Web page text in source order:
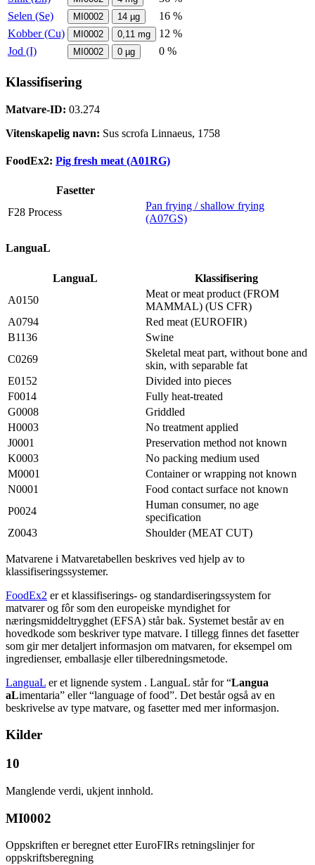
Selen (Se)
MI0002 14 µg
16 %
Kobber (Cu)
MI0002 0,11 mg
12 %
Jod (I)
MI0002 0 µg 0 %
Klassifisering
Matvare-ID: 03.274
Vitenskapelig navn: Sus scrofa Linnaeus, 1758
FoodEx2: Pig fresh meat (A01RG)
Fasetter
F28 Process
Pan frying / shallow frying
(A07GS)
LanguaL
LanguaL
Klassifisering
A0150
Meat or meat product (FROM
MAMMAL) (US CFR)
A0794
Red meat (EUROFIR)
B1136
Swine
C0269
Skeletal meat part, without bone and
skin, with separable fat
E0152
Divided into pieces
F0014
Fully heat-treated
G0008
Griddled
H0003
No treatment applied
J0001
Preservation method not known
K0003
No packing medium used
M0001
Container or wrapping not known
N0001
Food contact surface not known
P0024
Human consumer, no age
specification
Z0043
Shoulder (MEAT CUT)
Matvarene i Matvaretabellen beskrives ved hjelp av to
klassifiseringssystemer.
FoodEx2 er et klassifiserings- og standardiseringssystem for
matvarer og fôr som den europeiske myndighet for
næringsmiddeltrygghet (EFSA) står bak. Systemet består av en
hovedkode som beskriver type matvare. I tillegg finnes det fasetter
som gir mer detaljert informasjon om matvaren, for eksempel om
ingredienser, emballasje eller tilberedningsmetode.
LanguaL er et lignende system . LanguaL står for “Langua
aLimentaria” eller “language of food”. Det består også av en
beskrivelse av type matvare, og fasetter med mer informasjon.
Kilder
10
Manglende verdi, ukjent innhold.
MI0002
Oppskriften er beregnet etter EuroFIRs retningslinjer for
oppskriftsberegning